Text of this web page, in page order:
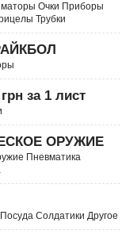
Очки Приборы
Трубки
за 1 лист
ОРУЖИЕ
Пневматика
Солдатики Другое